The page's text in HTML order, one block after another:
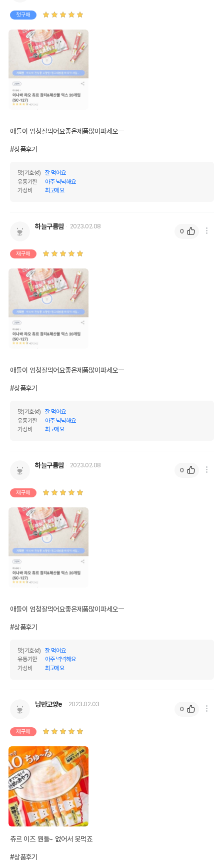
첫구매
애들이 엄청잘먹어요좋은제품많이파세오ㅡ
#상품후기
맛(기호성)
잘 먹어요
유통기한
아주 넉넉해요
가성비
최고에요
하늘구름맘 2023.02.08
재구매
애들이 엄청잘먹어요좋은제품많이파세오ㅡ
#상품후기
맛(기호성)
잘 먹어요
유통기한
아주 넉넉해요
가성비
최고에요
0
하늘구름맘 2023.02.08
재구매
애들이 엄청잘먹어요좋은제품많이파세오ㅡ
#상품후기
맛(기호성)
잘 먹어요
유통기한
아주 넉넉해요
가성비
최고에요
0
낭만고양e 2023.02.03
재구매
츄르 이즈 뭔들~ 없어서 못먹죠
#상품후기
0